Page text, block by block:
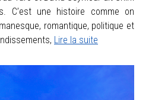
C’est une histoire comme on
romantique, politique et
Lire la suite